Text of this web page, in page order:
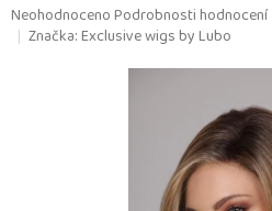
Průměrné
hodnocení
NeohodnocenoPodrobnosti hodnocení
Značka:Exclusive wigs by Lubo